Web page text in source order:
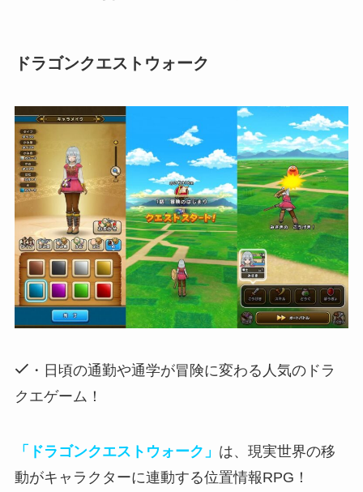
ドラゴンクエストウォーク
・日頃の通勤や通学が冒険に変わる人気のドラ
クエゲーム！
「ドラゴンクエストウォーク」 は、現実世界の移
動がキャラクターに連動する位置情報RPG！